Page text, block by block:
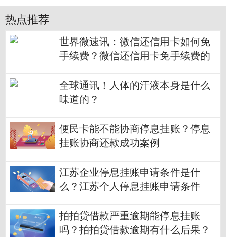
热点推荐
世界微速讯：微信还信用卡如何免
手续费？微信还信用卡免手续费的
全球通讯！人体的汗液本身是什么
味道的？
便民卡能不能协商停息挂账？停息
挂账协商还款成功案例
江苏企业停息挂账申请条件是什
么？江苏个人停息挂账申请条件
拍拍贷借款严重逾期能停息挂账
吗？拍拍贷借款逾期有什么后果？